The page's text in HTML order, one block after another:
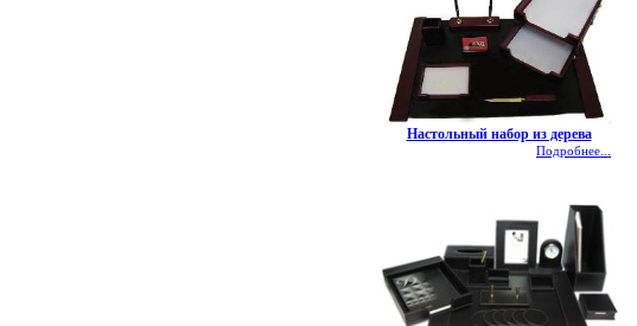
Настольный набор из дерева
Подробнее...